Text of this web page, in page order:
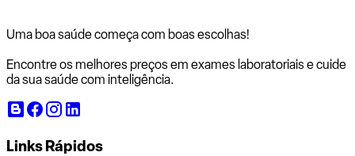
Uma boa saúde começa com boas escolhas!
Encontre os melhores preços em exames laboratoriais e cuide
da sua saúde com inteligência.
Links Rápidos